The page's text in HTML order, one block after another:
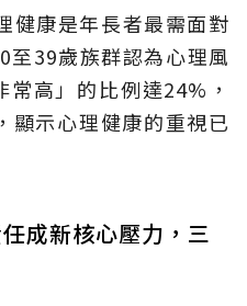
健康是年長者最需面對
至39歲族群認為心理風
高」的比例達24%，
顯示心理健康的重視已
成新核心壓力，三